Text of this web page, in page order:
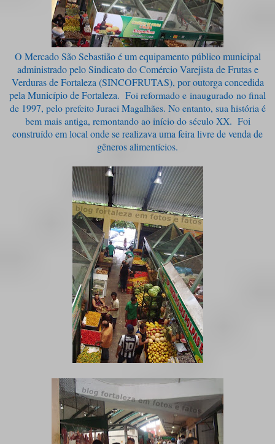
O Mercado São Sebastião é um equipamento público municipal
administrado pelo Sindicato do Comércio Varejista de Frutas e
Verduras de Fortaleza (SINCOFRUTAS), por outorga concedida
pela Município de Fortaleza. Foi reformado e inaugurado no final
de 1997, pelo prefeito Juraci Magalhães. No entanto, sua história é
bem mais antiga, remontando ao início do século XX. Foi
construído em local onde se realizava uma feira livre de venda de
gêneros alimentícios.